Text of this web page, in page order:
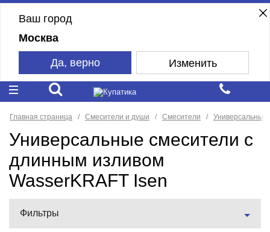
Ваш город
Москва
Да, верно Изменить
Главная страница Смесители и души Смесители Универсальные
Универсальные смесители с
длинным изливом
WasserKRAFT Isen
Фильтры